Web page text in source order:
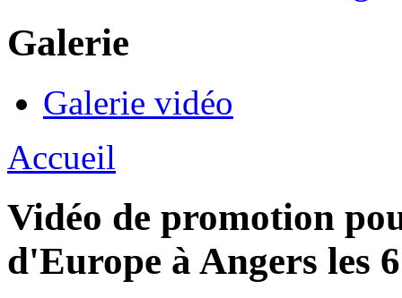
Galerie
Galerie vidéo
Accueil
Vidéo de promotion
d'Europe à Angers les